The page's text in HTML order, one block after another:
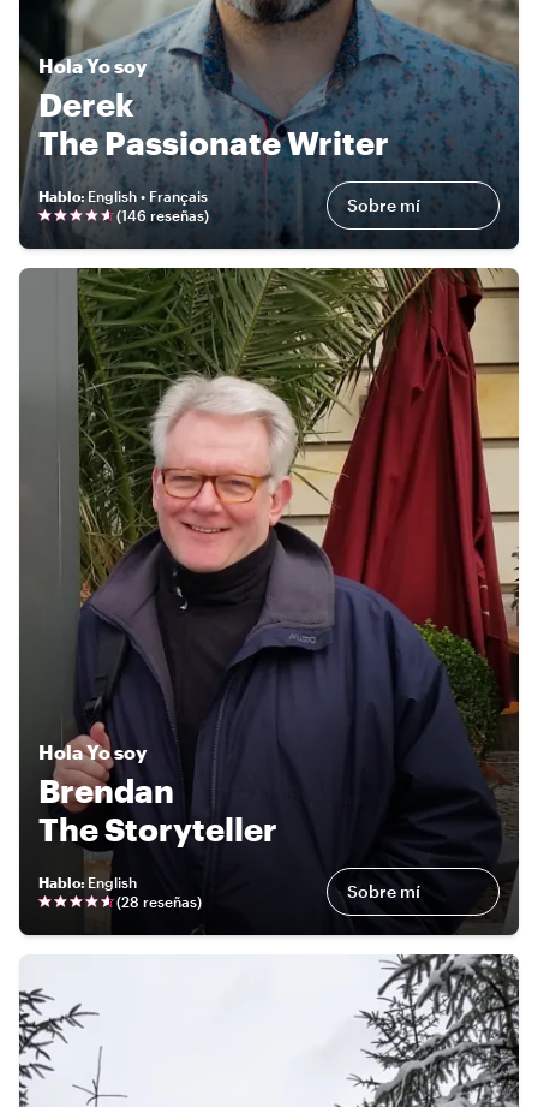
HolaYo soy
Derek
The Passionate Writer
Hablo: English • Français
(146 reseñas) Sobre mí
HolaYo soy
Brendan
The Storyteller
Hablo: English
(28 reseñas) Sobre mí